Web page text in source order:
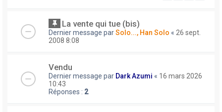
La vente qui tue (bis)
Dernier message parSolo..., Han Solo « 26 sept.
2008 8:08
Vendu
Dernier message par Dark Azumi « 16 mars 2026
10:43
Réponses : 2